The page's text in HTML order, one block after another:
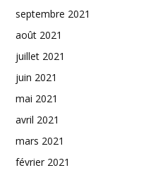
septembre 2021
août 2021
juillet 2021
juin 2021
mai 2021
avril 2021
mars 2021
février 2021